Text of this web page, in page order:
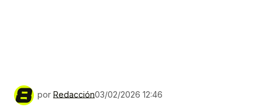
por Redacción03/02/2026 12:46